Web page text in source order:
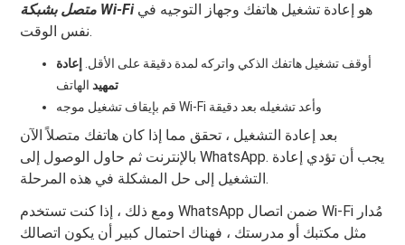
متصل بشبكة Wi-Fiهو إعادة تشغيل هاتفك وجهاز التوجيه في
نفس الوقت.
أوقف تشغيل هاتفك الذكي واتركه لمدة دقيقة على الأقل.
إعادة
تمهيدالهاتف
قم بإيقاف تشغيل موجه Wi-Fi وأعد تشغيله بعد دقيقة
بعد إعادة التشغيل ، تحقق مما إذا كان هاتفك متصلاً الآن
بالإنترنت ثم حاول الوصول إلى WhatsApp. يجب أن تؤدي إعادة
التشغيل إلى حل المشكلة في هذه المرحلة.
ومع ذلك ، إذا كنت تستخدم WhatsApp ضمن اتصال Wi-Fi مُدار
مثل مكتبك أو مدرستك ، فهناك احتمال كبير أن يكون اتصالك